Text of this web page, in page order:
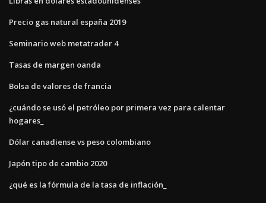
Precio gas natural españa 2019
Seminario web metatrader 4
Tasas de margen oanda
Bolsa de valores de francia
¿cuándo se usó el petróleo por primera vez para calentar
hogares_
Dólar canadiense vs peso colombiano
Japón tipo de cambio 2020
¿qué es la fórmula de la tasa de inflación_